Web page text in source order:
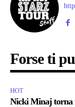
Forse ti
HOT
Nicki Minaj torna